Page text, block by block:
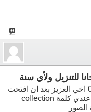
الله يرعاكم لخدمة المسيرة العلمية 000 اخي العزيز بعد ان افتحت
الصور